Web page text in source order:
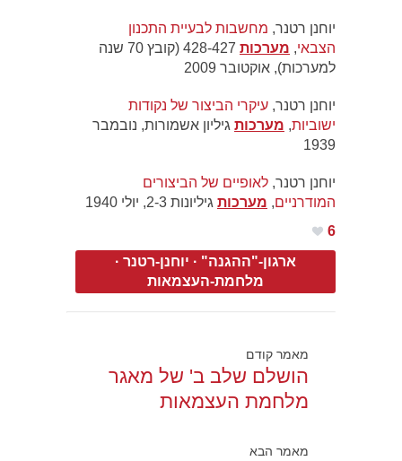
יוחנן רטנר, ‏ מחשבות לבעיית התכנון
הצבאי, מערכות
428-427 (קובץ 70 שנה
למערכות), אוקטובר 2009
יוחנן רטנר, ‏ עיקרי הביצור של נקודות
ישוביות, מערכות גיליון אשמורות, נובמבר
1939
יוחנן רטנר, ‏ לאופיים של הביצורים
המודרניים, מערכות גיליונות 2-3, יולי 1940
6
ארגון-"ההגנה" · יוחנן-רטנר ·
מלחמת-העצמאות
מאמר קודם
הושלם שלב ב' של מאגר
מלחמת העצמאות
מאמר הבא